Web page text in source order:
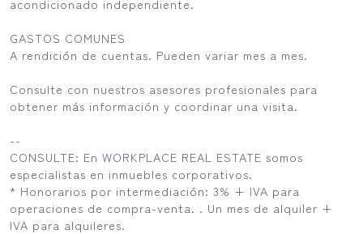
acondicionado independiente.
GASTOS COMUNES
A rendición de cuentas. Pueden variar mes a mes.
Consulte con nuestros asesores profesionales para
obtener más información y coordinar una visita.
--
CONSULTE: En WORKPLACE REAL ESTATE somos
especialistas en inmuebles corporativos.
* Honorarios por intermediación: 3% + IVA para
operaciones de compra-venta. . Un mes de alquiler +
IVA para alquileres.